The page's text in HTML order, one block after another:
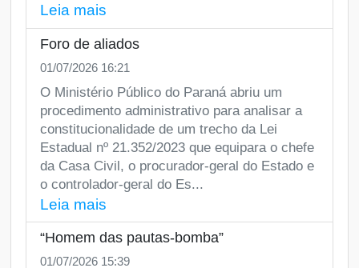
Leia mais
Foro de aliados
01/07/2026 16:21
O Ministério Público do Paraná abriu um
procedimento administrativo para analisar a
constitucionalidade de um trecho da Lei
Estadual nº 21.352/2023 que equipara o chefe
da Casa Civil, o procurador-geral do Estado e
o controlador-geral do Es...
Leia mais
“Homem das pautas-bomba”
01/07/2026 15:39